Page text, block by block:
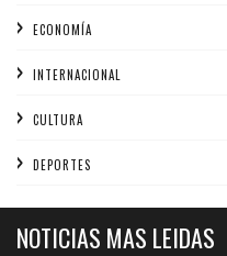
ECONOMÍA
INTERNACIONAL
CULTURA
DEPORTES
NOTICIAS MAS LEIDAS